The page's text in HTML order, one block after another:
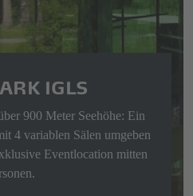
IGLS
900 Meter Seehöhe: Ein
4 variablen Sälen umgeben
Eventlocation mitten